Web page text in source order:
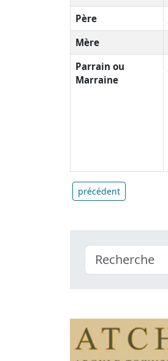
Père
Mère
Parrain ou
Marraine
précédent